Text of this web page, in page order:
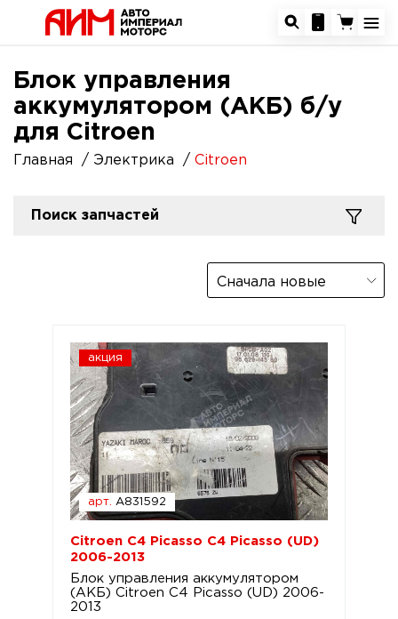
Блок управления
аккумулятором (АКБ) б/у
для Citroen
Главная Электрика Citroen
Поиск запчастей
Сначала новые
акция
арт. A831592
Citroen C4 Picasso C4 Picasso (UD)
2006-2013
Блок управления аккумулятором
(АКБ) Citroen C4 Picasso (UD) 2006-
2013